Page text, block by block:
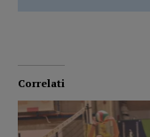
Correlati